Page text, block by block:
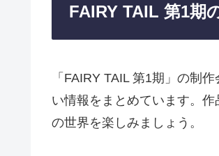
FAIRY TAIL 第1期
「FAIRY TAIL 第1期」の制
い情報をまとめています。
の世界を楽しみましょう。